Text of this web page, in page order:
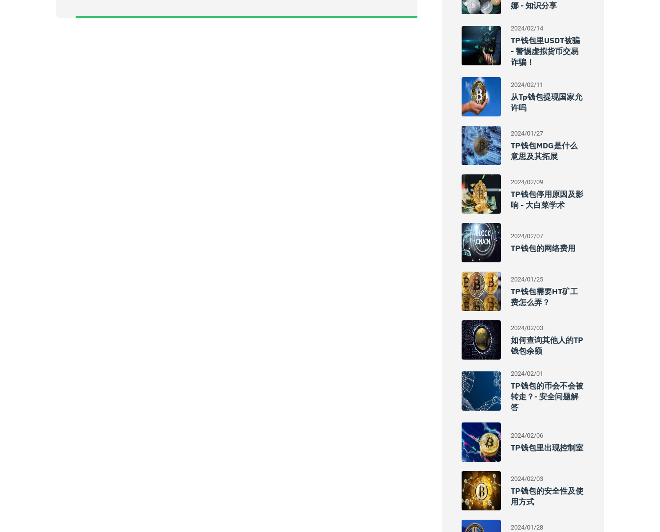
娜 - 知识分享
2024/02/14
TP钱包里USDT被骗
- 警惕虚拟货币交易
诈骗！
2024/02/11
从tp钱包提现国家允
许吗
2024/01/27
TP钱包MDG是什么
意思及其拓展
2024/02/09
TP钱包停用原因及影
响 - 大白菜学术
2024/02/07
TP钱包的网络费用
2024/01/25
TP钱包需要HT矿工
费怎么弄？
2024/02/03
如何查询其他人的TP
钱包余额
2024/02/01
TP钱包的币会不会被
转走？- 安全问题解
答
2024/02/06
TP钱包里出现控制室
2024/02/03
TP钱包的安全性及使
用方式
2024/01/28